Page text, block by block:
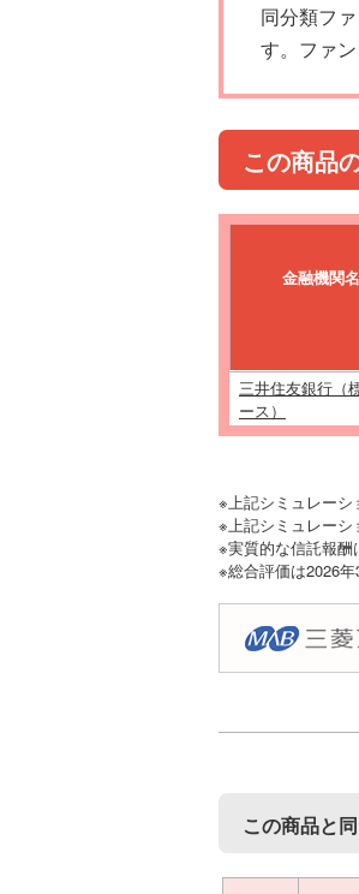
同分類フ
す。ファ
この商品
金融機関名
三井住友銀行（
ース）
※上記シミュレーシ
※上記シミュレーシ
※実質的な信託報酬
※総合評価は2026
この商品と